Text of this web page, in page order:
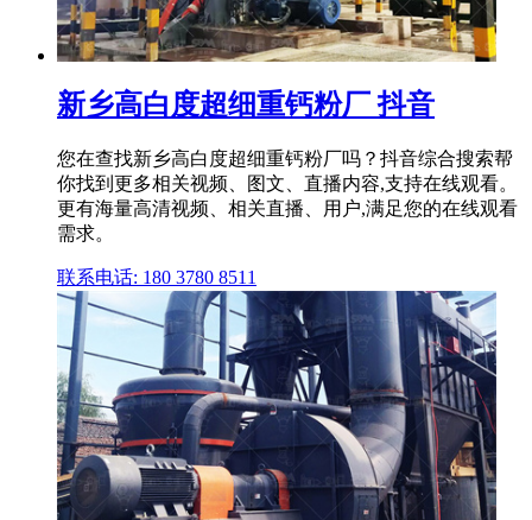
新乡高白度超细重钙粉厂 抖音
您在查找新乡高白度超细重钙粉厂吗？抖音综合搜索帮
你找到更多相关视频、图文、直播内容,支持在线观看。
更有海量高清视频、相关直播、用户,满足您的在线观看
需求。
联系电话: 180 3780 8511